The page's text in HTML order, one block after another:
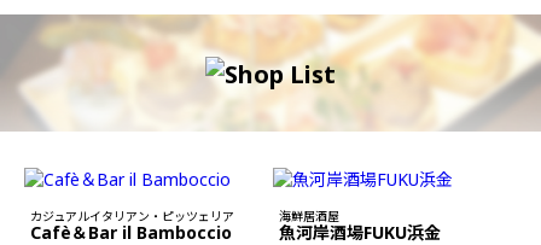
カジュアルイタリアン・ピッツェリア
Cafè＆Bar il Bamboccio
海鮮居酒屋
魚河岸酒場FUKU浜金